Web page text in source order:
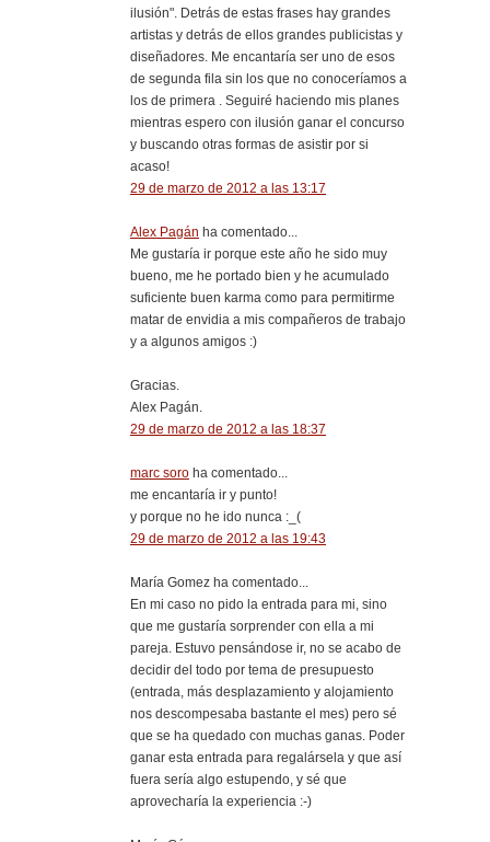
ilusión". Detrás de estas frases hay grandes
artistas y detrás de ellos grandes publicistas y
diseñadores. Me encantaría ser uno de esos
de segunda fila sin los que no conoceríamos a
los de primera . Seguiré haciendo mis planes
mientras espero con ilusión ganar el concurso
y buscando otras formas de asistir por si
acaso!
29 de marzo de 2012 a las 13:17
Alex Pagán ha comentado...
Me gustaría ir porque este año he sido muy
bueno, me he portado bien y he acumulado
suficiente buen karma como para permitirme
matar de envidia a mis compañeros de trabajo
y a algunos amigos :)
Gracias.
Alex Pagán.
29 de marzo de 2012 a las 18:37
marc soro ha comentado...
me encantaría ir y punto!
y porque no he ido nunca :_(
29 de marzo de 2012 a las 19:43
María Gomez ha comentado...
En mi caso no pido la entrada para mi, sino
que me gustaría sorprender con ella a mi
pareja. Estuvo pensándose ir, no se acabo de
decidir del todo por tema de presupuesto
(entrada, más desplazamiento y alojamiento
nos descompesaba bastante el mes) pero sé
que se ha quedado con muchas ganas. Poder
ganar esta entrada para regalársela y que así
fuera sería algo estupendo, y sé que
aprovecharía la experiencia :-)